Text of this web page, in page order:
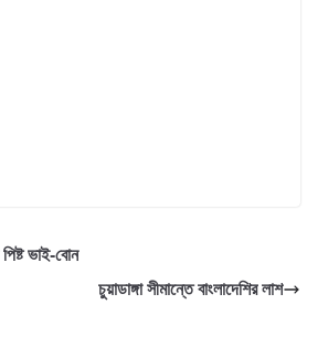
পিষ্ট ভাই-বোন
চুয়াডাঙ্গা সীমান্তে বাংলাদেশির লাশ